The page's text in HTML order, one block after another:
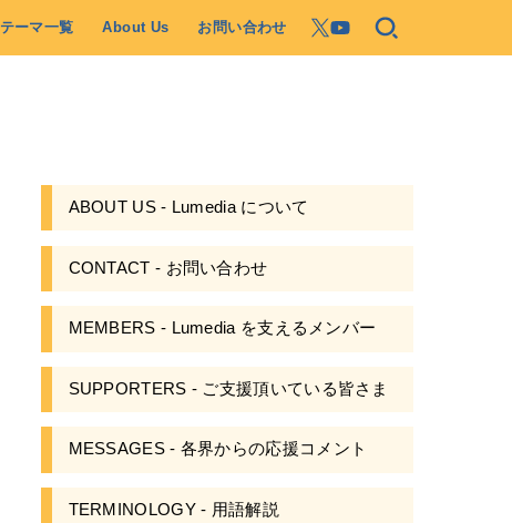
テーマ一覧 About Us お問い合わせ
ABOUT US - Lumedia について
CONTACT - お問い合わせ
MEMBERS - Lumedia を支えるメンバー
SUPPORTERS - ご支援頂いている皆さま
MESSAGES - 各界からの応援コメント
TERMINOLOGY - 用語解説